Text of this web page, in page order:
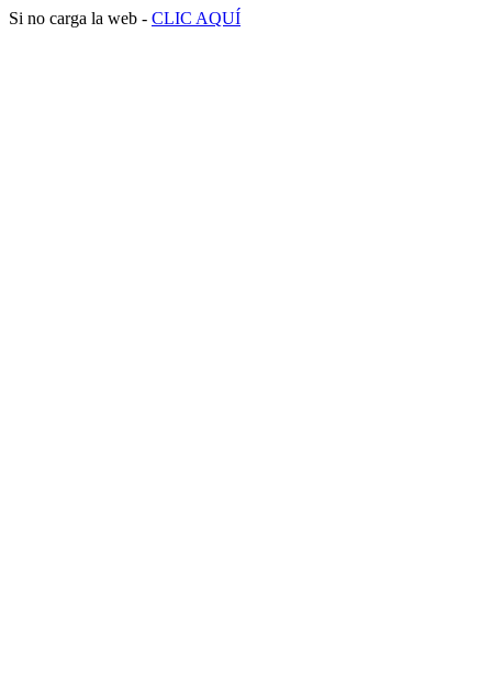
Si no carga la web - CLIC AQUÍ